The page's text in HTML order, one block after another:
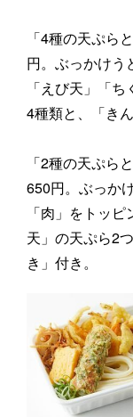
「4種の天ぷら
円。ぶっかけう
「えび天」「
4種類と、「き
「2種の天ぷら
650円。ぶっか
「肉」をトッ
天」の天ぷら2
き」付き。